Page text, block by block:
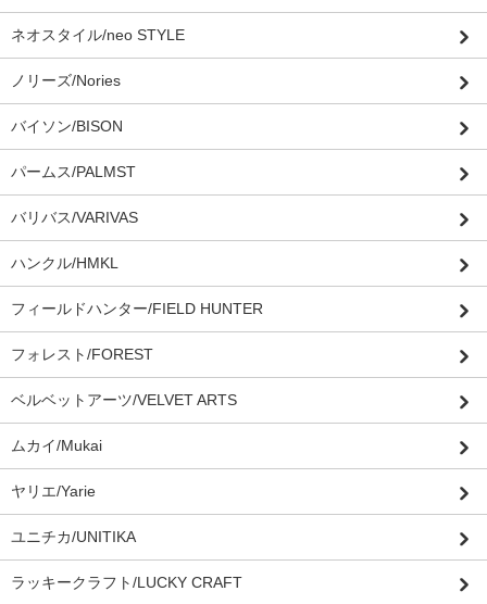
ネオスタイル/neo STYLE
ノリーズ/Nories
バイソン/BISON
パームス/PALMST
バリバス/VARIVAS
ハンクル/HMKL
フィールドハンター/FIELD HUNTER
フォレスト/FOREST
ベルベットアーツ/VELVET ARTS
ムカイ/Mukai
ヤリエ/Yarie
ユニチカ/UNITIKA
ラッキークラフト/LUCKY CRAFT